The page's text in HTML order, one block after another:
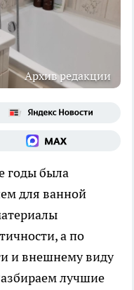
Архив редакции
годы была
для ванной
а по
и внешнему виду
лучшие